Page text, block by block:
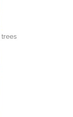
trees